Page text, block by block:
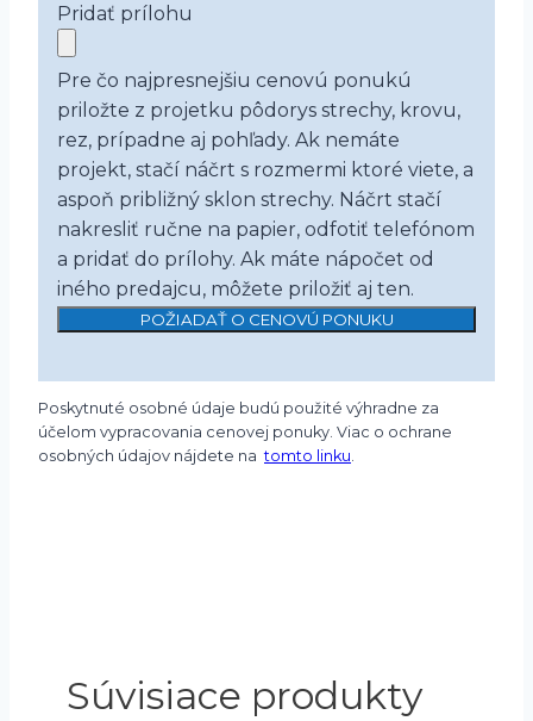
Pridať prílohu
Pre čo najpresnejšiu cenovú ponukú
priložte z projetku pôdorys strechy, krovu,
rez, prípadne aj pohľady. Ak nemáte
projekt, stačí náčrt s rozmermi ktoré viete, a
aspoň približný sklon strechy. Náčrt stačí
nakresliť ručne na papier, odfotiť telefónom
a pridať do prílohy. Ak máte nápočet od
iného predajcu, môžete priložiť aj ten.
POŽIADAŤ O CENOVÚ PONUKU
Poskytnuté osobné údaje budú použité výhradne za
účelom vypracovania cenovej ponuky. Viac o ochrane
osobných údajov nájdete natomto linku
Súvisiace produkty